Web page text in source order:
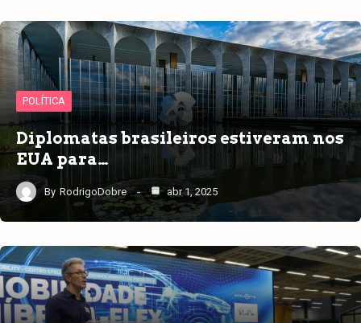
POLÍTICA
Diplomatas brasileiros estiveram nos
EUA para…
By RodrigoDobre abr 1, 2025